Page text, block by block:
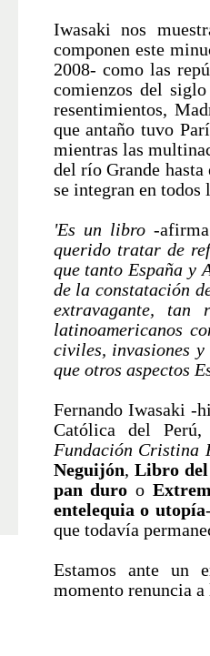
Iwasaki nos
componen este
2008- como las
comienzos del
resentimientos,
que antaño tuvo
mientras las
del río Grande
se integran en todos
'Es un libro-afirma
querido tratar de
que tanto España y
de la constatación
extravagante, tan
latinoamericanos
civiles, invasiones
que otros aspectos
Fernando Iwasaki -
Católica del
Fundación Cristina
Neguijón, Libro
pan duroo
entelequia o utopía
que todavía
Estamos ante un
momento renuncia